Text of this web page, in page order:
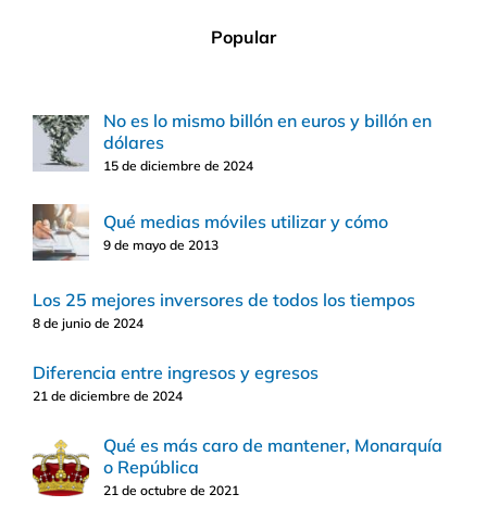
Popular
No es lo mismo billón en euros y billón en
dólares
15 de diciembre de 2024
Qué medias móviles utilizar y cómo
9 de mayo de 2013
Los 25 mejores inversores de todos los tiempos
8 de junio de 2024
Diferencia entre ingresos y egresos
21 de diciembre de 2024
Qué es más caro de mantener, Monarquía
o República
21 de octubre de 2021